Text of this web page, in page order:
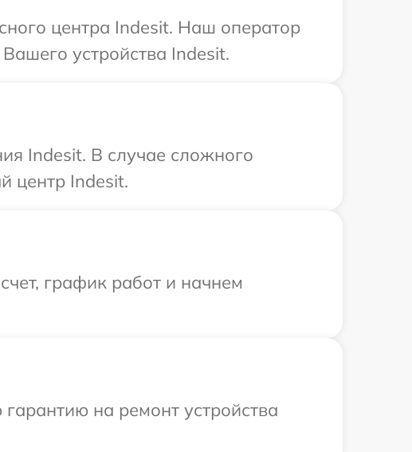
центра Indesit. Наш оператор
устройства Indesit.
Indesit. В случае сложного
центр Indesit.
график работ и начнем
на ремонт устройства